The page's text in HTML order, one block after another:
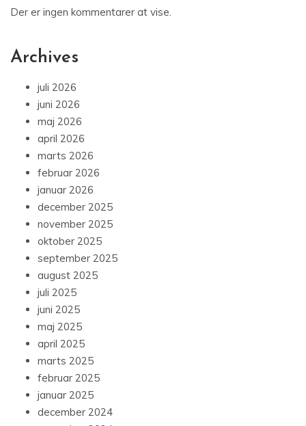
Der er ingen kommentarer at vise.
Archives
juli 2026
juni 2026
maj 2026
april 2026
marts 2026
februar 2026
januar 2026
december 2025
november 2025
oktober 2025
september 2025
august 2025
juli 2025
juni 2025
maj 2025
april 2025
marts 2025
februar 2025
januar 2025
december 2024